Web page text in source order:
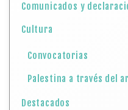
Comunicados y
Cultura
Convocatorias
Palestina a través del
Destacados